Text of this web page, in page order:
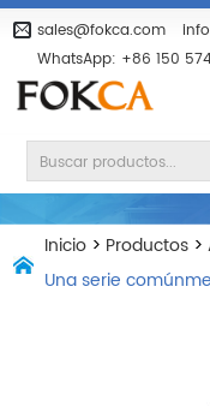
sales@fokca.com
WhatsApp: +86 150
Inicio > Productos >
Una serie